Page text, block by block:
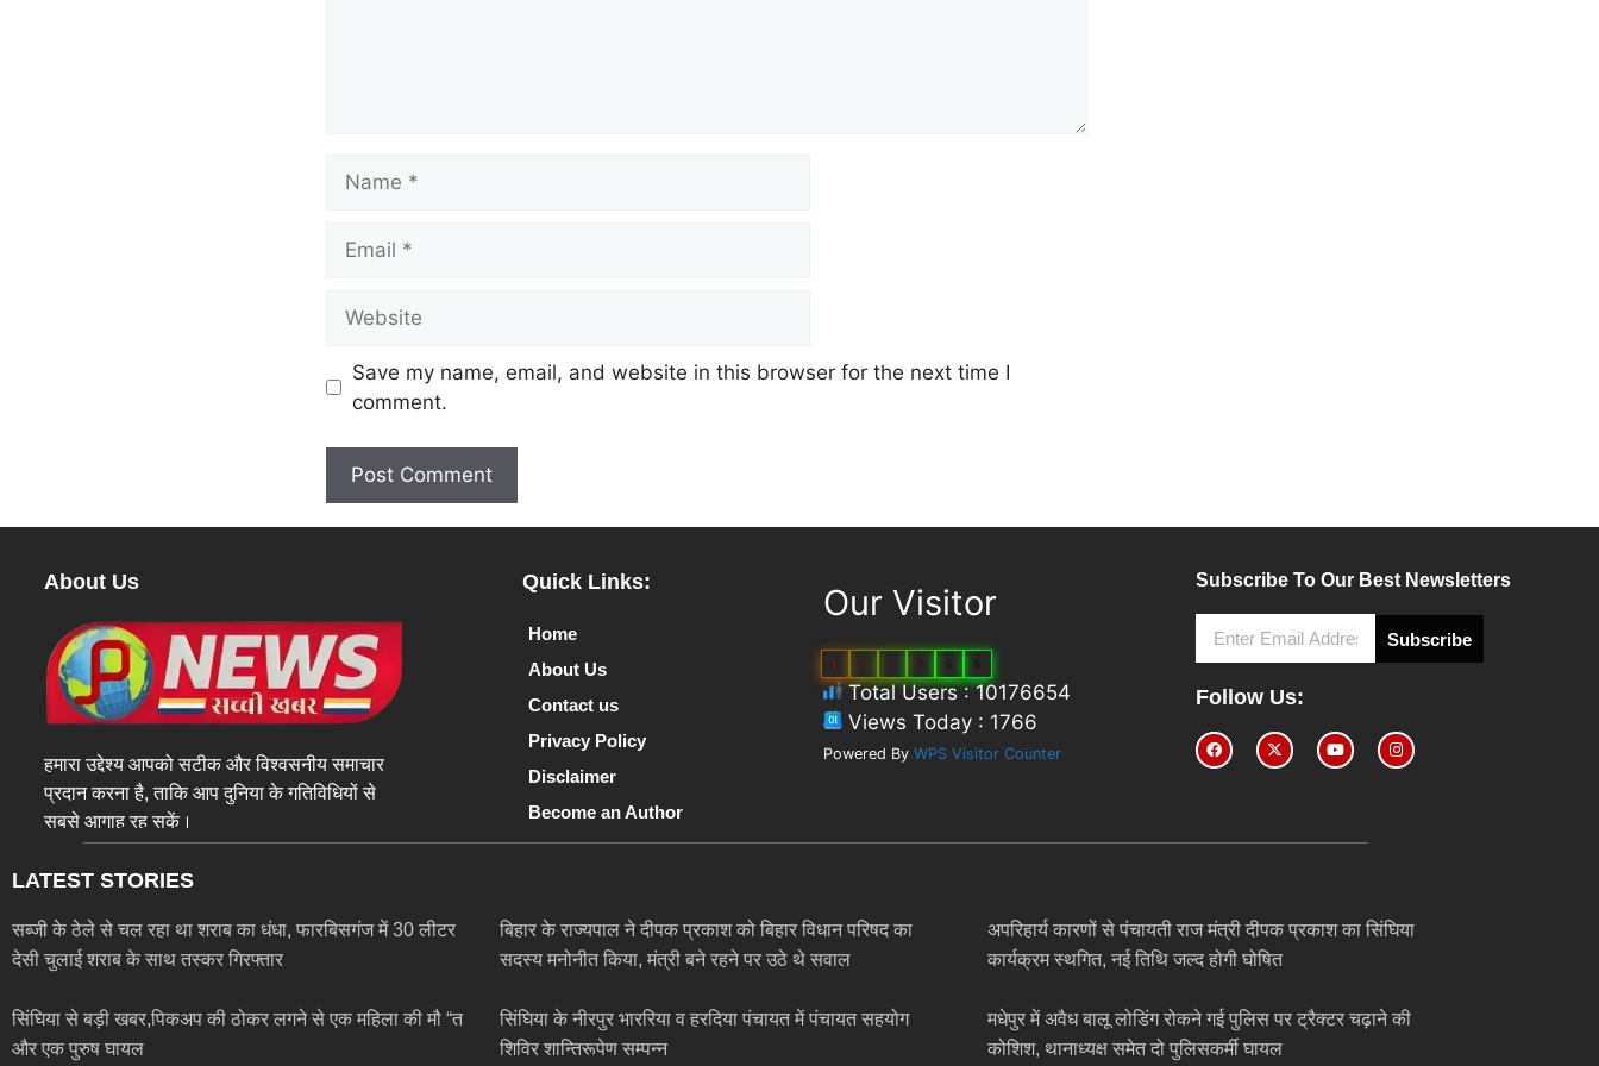
Save my name, email, and website in this browser for the next time I
comment.
About Us
हमारा उद्देश्य आपको सटीक और विश्वसनीय समाचार
प्रदान करना है, ताकि आप दुनिया के गतिविधियों से
सबसे आगाह रह सकें।
Quick Links:
Home
About Us
Contact us
Privacy Policy
Disclaimer
Become an Author
Our Visitor
1 0 1
Total Users : 10176654
Views Today : 1766
Powered By WPS Visitor Counter
Subscribe To Our Best Newsletters
Subscribe
Follow Us:
LATEST STORIES
सब्जी के ठेले से चल रहा था शराब का धंधा, फारबिसगंज में 30 लीटर
देसी चुलाई शराब के साथ तस्कर गिरफ्तार
बिहार के राज्यपाल ने दीपक प्रकाश को बिहार विधान परिषद का
सदस्य मनोनीत किया, मंत्री बने रहने पर उठे थे सवाल
अपरिहार्य कारणों से पंचायती राज मंत्री दीपक प्रकाश का सिंघिया
कार्यक्रम स्थगित, नई तिथि जल्द होगी घोषित
सिंघिया से बड़ी खबर,पिकअप की ठोकर लगने से एक महिला की मौ “त
और एक पुरुष घायल
सिंघिया के नीरपुर भाररिया व हरदिया पंचायत में पंचायत सहयोग
शिविर शान्तिरूपेण सम्पन्न
मधेपुर में अवैध बालू लोडिंग रोकने गई पुलिस पर ट्रैक्टर चढ़ाने की
कोशिश, थानाध्यक्ष समेत दो पुलिसकर्मी घायल